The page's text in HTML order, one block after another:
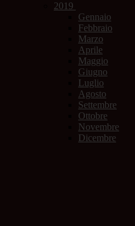
2019
Gennaio
Febbraio
Marzo
Aprile
Maggio
Giugno
Luglio
Agosto
Settembre
Ottobre
Novembre
Dicembre